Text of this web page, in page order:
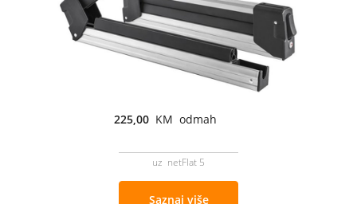
225,00 KM odmah
uz netFlat 5
Saznaj više